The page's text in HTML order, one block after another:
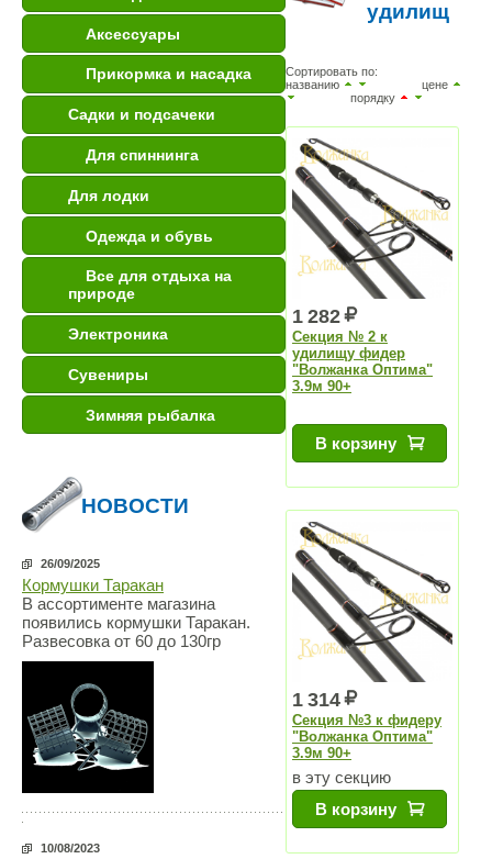
Аксессуары
Прикормка и насадка
Садки и подсачеки
Для спиннинга
Для лодки
Одежда и обувь
Все для отдыха на
природе
Электроника
Сувениры
Зимняя рыбалка
НОВОСТИ
26/09/2025
Кормушки Таракан
В ассортименте магазина
появились кормушки Таракан.
Развесовка от 60 до 130гр
10/08/2023
удилищ
Сортировать по:
названию
цене
порядку
1 282
Секция № 2 к
удилищу фидер
"Волжанка Оптима"
3.9м 90+
В корзину
1 314
Секция №3 к фидеру
"Волжанка Оптима"
3.9м 90+
в эту секцию
вставляются
вершинки
В корзину